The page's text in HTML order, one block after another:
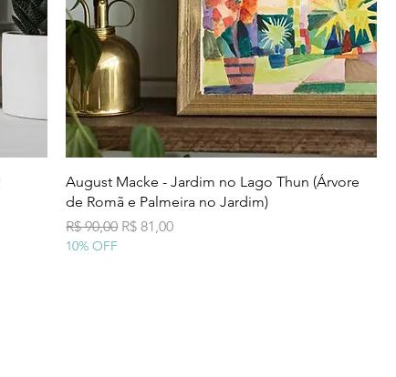
Visualização rápida
August Macke - Jardim no Lago Thun (Árvore
de Romã e Palmeira no Jardim)
Preço normal
R$ 90,00 Preço promocional
R$ 81,00
10% OFF